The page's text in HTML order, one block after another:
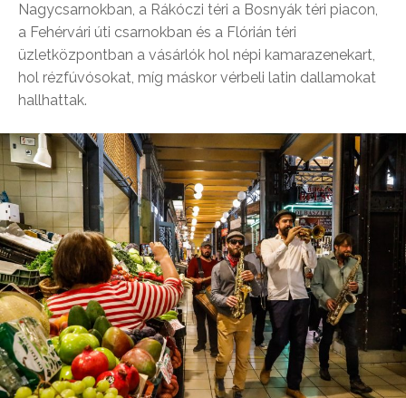
Nagycsarnokban, a Rákóczi téri a Bosnyák téri piacon,
a Fehérvári úti csarnokban és a Flórián téri
üzletközpontban a vásárlók hol népi kamarazenekart,
hol rézfúvósokat, míg máskor vérbeli latin dallamokat
hallhattak.